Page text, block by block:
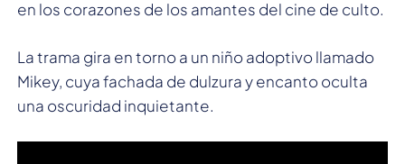
en los corazones de los amantes del cine de culto.
La trama gira en torno a un niño adoptivo llamado
Mikey, cuya fachada de dulzura y encanto oculta
una oscuridad inquietante.